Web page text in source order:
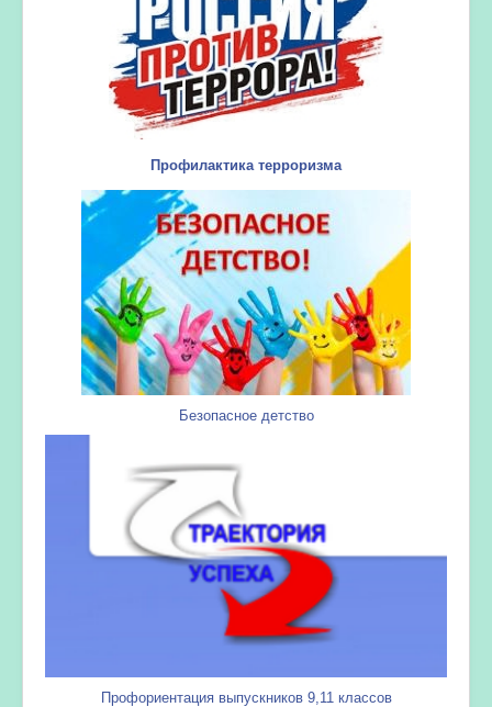
Профилактика терроризма
Безопасное детство
Профориентация выпускников 9,11 классов